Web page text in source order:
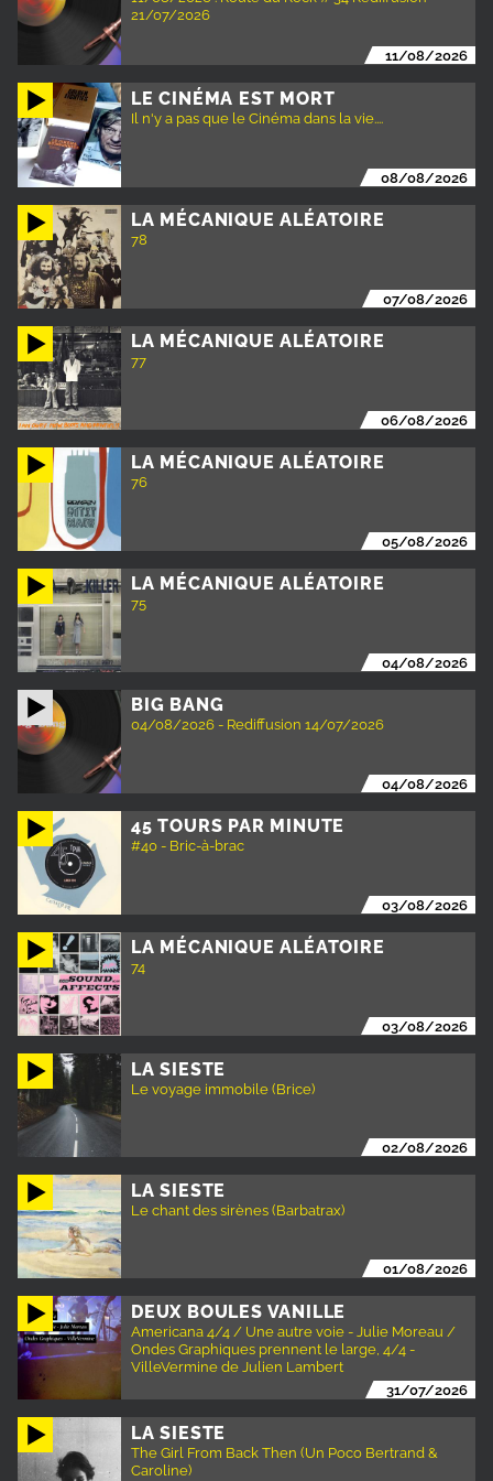
21/07/2026
11/08/2026
LE CINÉMA EST MORT
Il n'y a pas que le Cinéma dans la vie....
08/08/2026
LA MÉCANIQUE ALÉATOIRE
78
07/08/2026
LA MÉCANIQUE ALÉATOIRE
77
06/08/2026
LA MÉCANIQUE ALÉATOIRE
76
05/08/2026
LA MÉCANIQUE ALÉATOIRE
75
04/08/2026
BIG BANG
04/08/2026 - Rediffusion 14/07/2026
04/08/2026
45 TOURS PAR MINUTE
#40 - Bric-à-brac
03/08/2026
LA MÉCANIQUE ALÉATOIRE
74
03/08/2026
LA SIESTE
Le voyage immobile (Brice)
02/08/2026
LA SIESTE
Le chant des sirènes (Barbatrax)
01/08/2026
DEUX BOULES VANILLE
Americana 4/4 / Une autre voie - Julie Moreau /
Ondes Graphiques prennent le large, 4/4 -
VilleVermine de Julien Lambert
31/07/2026
LA SIESTE
The Girl From Back Then (Un Poco Bertrand &
Caroline)